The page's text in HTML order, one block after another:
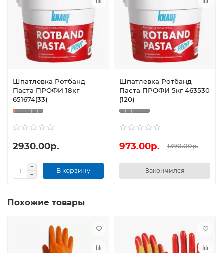
Шпатлевка Ротбанд
Паста ПРОФИ 18кг
651674(33)
2930.00р.
В корзину
Шпатлевка Ротбанд
Паста ПРОФИ 5кг 463530
(120)
973.00р. 1390.00р.
Закончился
Похожие товары